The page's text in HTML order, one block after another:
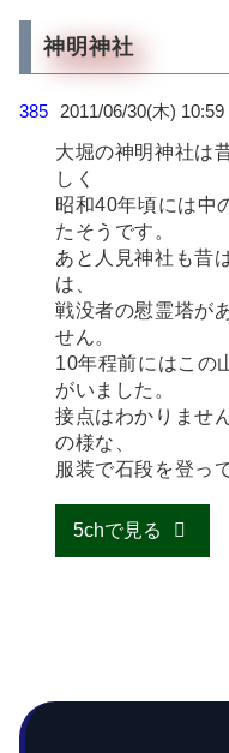
神明神社
385 2011/06/30(木) 10:59
大堀の神明神社は
しく
昭和40年頃には中
たそうです。
あと人見神社も昔
は、
戦没者の慰霊塔が
せん。
10年程前にはこの
がいました。
接点はわかりませ
の様な、
服装で石段を登っ
5chで見る